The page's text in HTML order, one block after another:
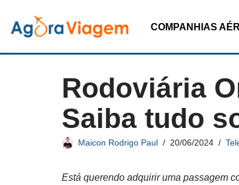
Pular
para
COMPANHIAS
Rodoviária
Saiba tudo
Maicon Rodrigo Paul 20/06/2024
Está querendo adquirir uma passagem